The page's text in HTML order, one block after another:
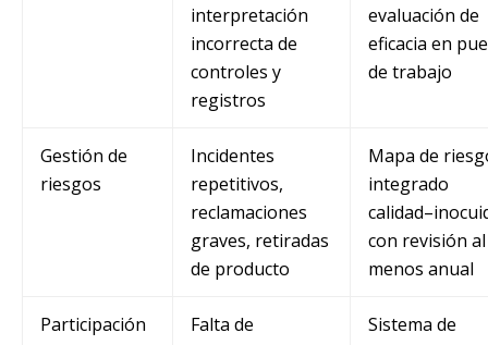
interpretación
incorrecta de
controles y
registros
evaluación de
eficacia en
de trabajo
Gestión de
riesgos
Incidentes
repetitivos,
reclamaciones
graves, retiradas
de producto
Mapa de
integrado
con revisión al
menos anual
Participación
Falta de
Sistema de